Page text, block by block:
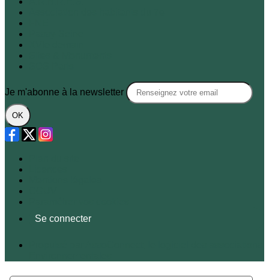
Je m'abonne à la newsletter
OK
Se connecter